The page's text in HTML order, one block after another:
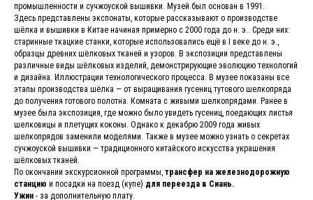
промышленности и сучжоуской вышивки. Музей был основан в 1991.
Здесь представлены экспонаты, которые рассказывают о производстве
шёлка и вышивки в Китае начиная примерно с 2000 года до н. э.. Среди них:
старинные ткацкие станки, которые использовались ещё в I веке до н. э.,
образцы древних шёлковых тканей и узоров. В экспозиции представлены
различные виды шёлковых изделий, демонстрирующие эволюцию технологий
и дизайна. Иллюстрации технологического процесса. В музее показаны все
этапы производства шёлка — от выращивания гусениц тутового шелкопряда
до получения готового полотна. Комната с живыми шелкопрядами. Ранее в
музее была экспозиция, где можно было увидеть гусениц, поедающих листья
шелковицы и плетущих коконы. Однако к декабрю 2009 года живых
шелкопрядов заменили моделями. Также в музее можно узнать о секретах
сучжоуской вышивки — традиционного китайского искусства украшения
шёлковых тканей.
По окончании экскурсионной программы, трансфер на железнодорожную
станцию и посадки на поезд (купе) для переезда в Сиань.
Ужин - за дополнительную плату.